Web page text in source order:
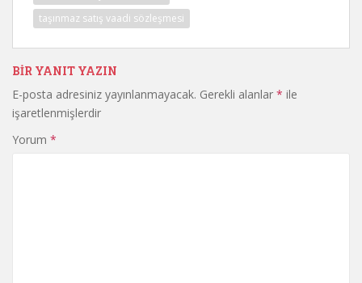
taşınmaz satış vaadi sözleşmesi
BIR YANIT YAZIN
E-posta adresiniz yayınlanmayacak. Gerekli alanlar * ile
işaretlenmişlerdir
Yorum *